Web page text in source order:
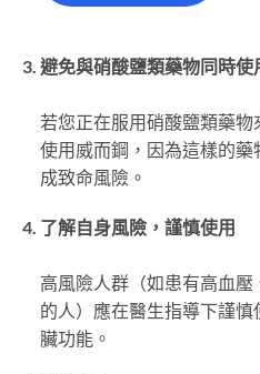
避免與硝酸鹽類藥物同時使
若您正在服用硝酸鹽類藥
使用威而鋼，因為這樣的
成致命風險。
了解自身風險，謹慎使用
高風險人群（如患有高血
的人）應在醫生指導下謹
臟功能。